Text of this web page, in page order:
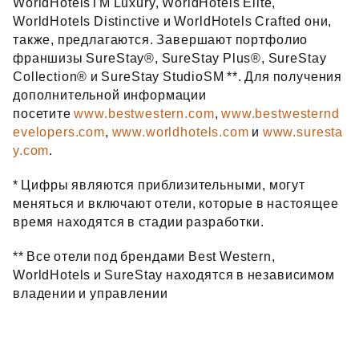
WorldHotelsTM Luxury, WorldHotels Elite,
WorldHotels Distinctive и WorldHotels Crafted они,
также, предлагаются. Завершают портфолио
франшизы SureStay®, SureStay Plus®, SureStay
Collection® и SureStay StudioSM **. Для получения
дополнительной информации
посетитеwww.bestwestern.com,www.bestwesternd
evelopers.com, www.worldhotels.com и www.suresta
y.com.
* Цифры являются приблизительными, могут
меняться и включают отели, которые в настоящее
время находятся в стадии разработки.
** Все отели под брендами Best Western,
WorldHotels и SureStay находятся в независимом
владении и управлении